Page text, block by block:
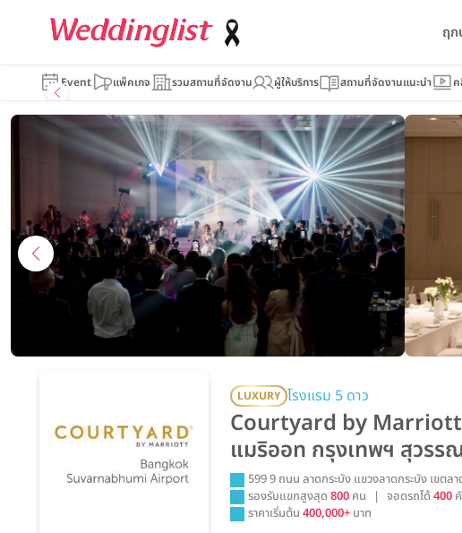
ฤ
Event แพ็คเกจ รวมสถานที่จัดงาน ผู้ให้บริการ สถานที่จัดงานแนะนำ
Courtyard by
LUXURY โรงแรม 5 ดาว
Courtyard by
แมริออท กรุงเทพฯ สุวร
599 9 ถนน ลาดกระบัง แขวงลาดกระบัง เขต
รองรับแขกสูงสุด800 คน | จอดรถได้400
ราคาเริ่มต้น400,000+ บาท